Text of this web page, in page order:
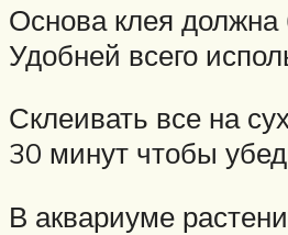
Основа клея должна
Удобней всего
Склеивать все на
30 минут чтобы
В аквариуме